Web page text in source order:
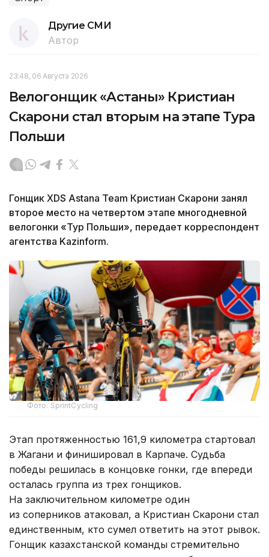
Другие СМИ
Автор
23:48, 06 Августа 2026
Велогонщик «Астаны» Кристиан
Скарони стал вторым на этапе Тура
Польши
Гонщик XDS Astana Team Кристиан Скарони занял
второе место на четвертом этапе многодневной
велогонки «Тур Польши», передает корреспондент
агентства Kazinform.
Фото: SprintCycling
Этап протяженностью 161,9 километра стартовал
в Жагани и финишировал в Карпаче. Судьба
победы решилась в концовке гонки, где впереди
осталась группа из трех гонщиков.
На заключительном километре один
из соперников атаковал, а Кристиан Скарони стал
единственным, кто сумел ответить на этот рывок.
Гонщик казахстанской команды стремительно